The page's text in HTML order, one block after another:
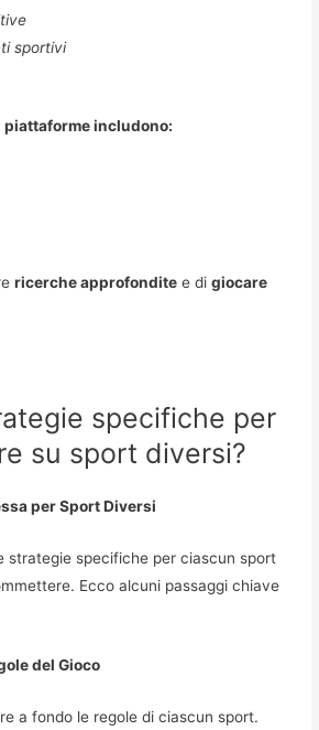
sportivi
includono:
ricerche approfondite e digiocare
specifiche per
su sport diversi?
per Sport Diversi
strategie specifiche per ciascun sport
Ecco alcuni passaggi chiave
del Gioco
a fondo le regole di ciascun sport.